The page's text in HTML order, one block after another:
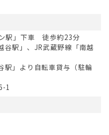
駅」下車 徒歩約23分
谷駅」、JR武蔵野線「南越
」より自転車貸与（駐輪
1